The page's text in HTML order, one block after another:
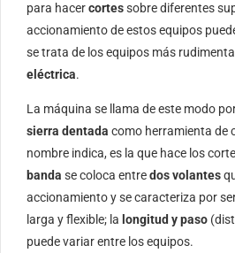
para hacercortessobre diferentes
accionamiento de estos equipos
se trata de los equipos más
eléctrica.
La máquina se llama de este modo
sierra dentada como herramienta de
nombre indica, es la que hace los
banda se coloca entredos volantes
accionamiento y se caracteriza por
larga y flexible; la longitud y paso
puede variar entre los equipos.